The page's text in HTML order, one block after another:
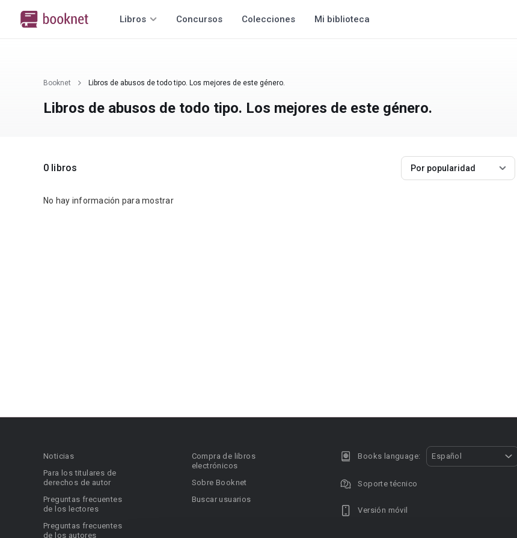
Libros Concursos Colecciones Mi biblioteca
Booknet Libros de abusos de todo tipo. Los mejores de este género.
Libros de abusos de todo tipo. Los mejores de este género.
0 libros Por popularidad
No hay información para mostrar
Noticias
Para los titulares de
derechos de autor
Preguntas frecuentes
de los lectores
Preguntas frecuentes
de los autores
Compra de libros
electrónicos
Sobre Booknet
Buscar usuarios
Books language: Español
Soporte técnico
Versión móvil